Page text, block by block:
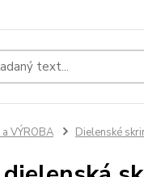
VÝROBA Dielenské